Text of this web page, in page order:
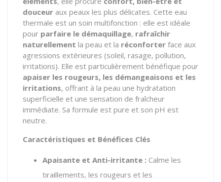
douceur aux peaux les plus délicates. Cette eau
thermale est un soin multifonction : elle est idéale
pour parfaire le démaquillage, rafraîchir
naturellement la peau et la réconforter face aux
agressions extérieures (soleil, rasage, pollution,
irritations). Elle est particulièrement bénéfique pour
apaiser les rougeurs, les démangeaisons et les
irritations, offrant à la peau une hydratation
superficielle et une sensation de fraîcheur
immédiate. Sa formule est pure et son pH est
neutre.
Caractéristiques et Bénéfices Clés
Apaisante et Anti-irritante : Calme les
tiraillements, les rougeurs et les